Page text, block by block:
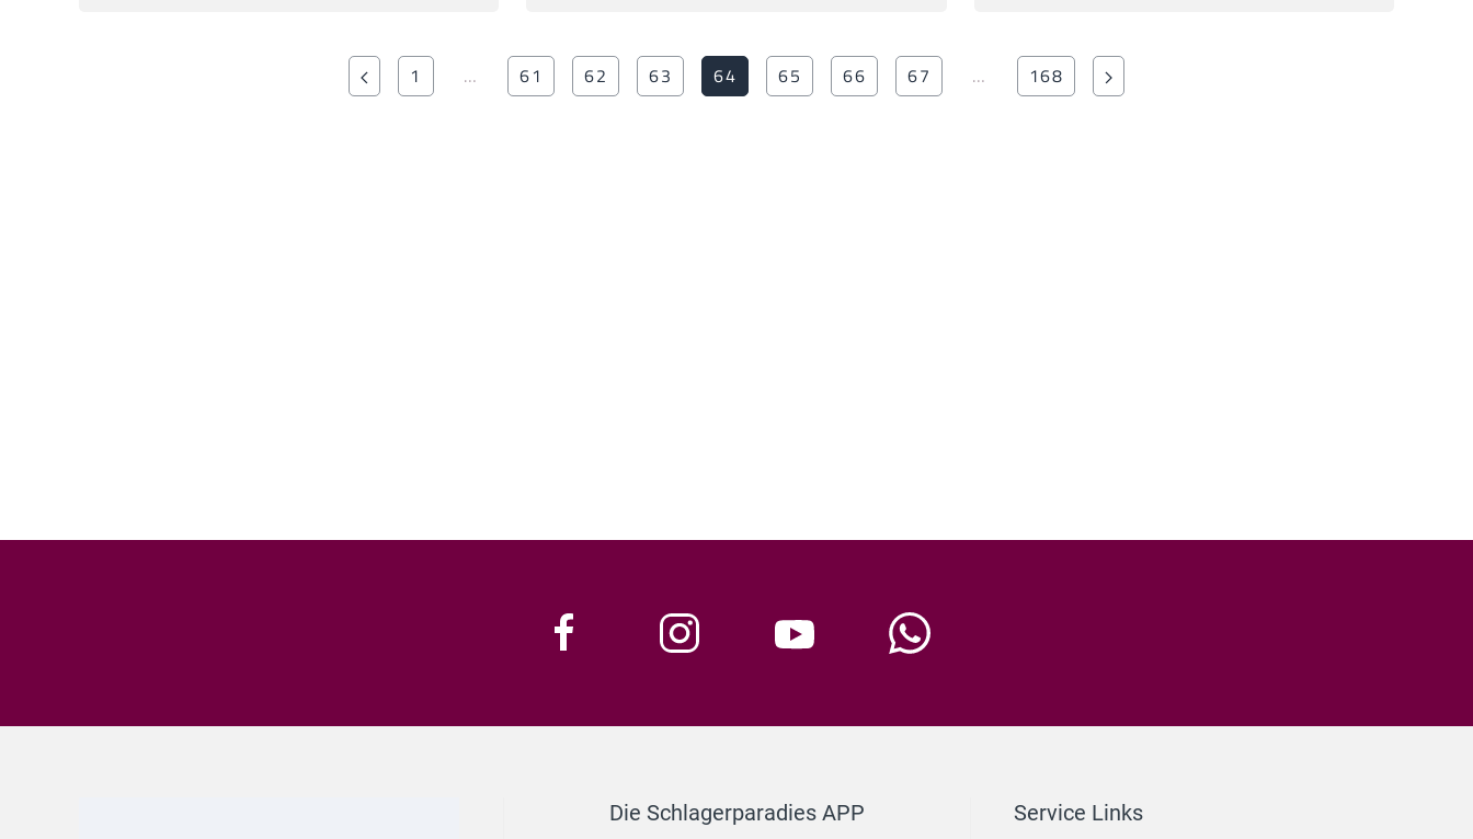
1 … 61 62 63 64 65 66 67 … 168
Die Schlagerparadies APP Service Links